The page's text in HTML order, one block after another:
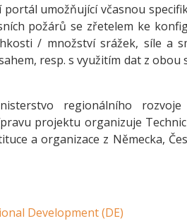
umožňující včasnou
požárů se zřetelem ke
/ množství srážek, síle a
resp. s využitím dat z obou
regionálního rozvoje
projektu organizuje
a organizace z Německa,
Development (DE)